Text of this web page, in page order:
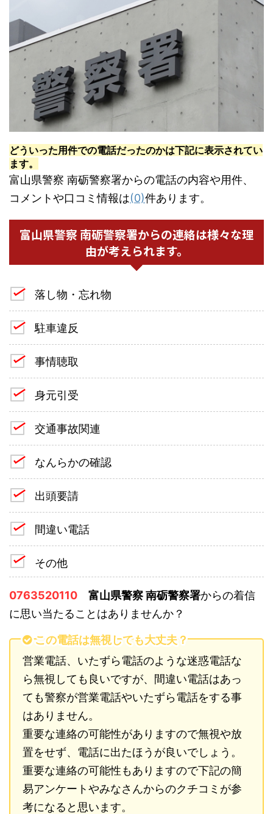
どういった用件での電話だったのかは下記に表示されてい
ます。
富山県警察 南砺警察署からの電話の内容や用件、
コメントや口コミ情報は(0)件あります。
富山県警察 南砺警察署からの連絡は様々な理
由が考えられます。
落し物・忘れ物
駐車違反
事情聴取
身元引受
交通事故関連
なんらかの確認
出頭要請
間違い電話
その他
0763520110 富山県警察 南砺警察署からの着信
に思い当たることはありませんか？
この電話は無視しても大丈夫？
営業電話、いたずら電話のような迷惑電話な
ら無視しても良いですが、間違い電話はあっ
ても警察が営業電話やいたずら電話をする事
はありません。
重要な連絡の可能性がありますので無視や放
置をせず、電話に出たほうが良いでしょう。
重要な連絡の可能性もありますので下記の簡
易アンケートやみなさんからのクチコミが参
考になると思います。